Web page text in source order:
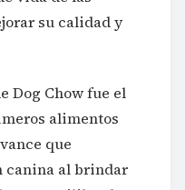
su calidad y
Dog Chow fue el
alimentos
que
canina al brindar